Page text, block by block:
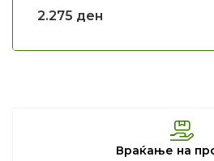
2.275 ден
Враќање на